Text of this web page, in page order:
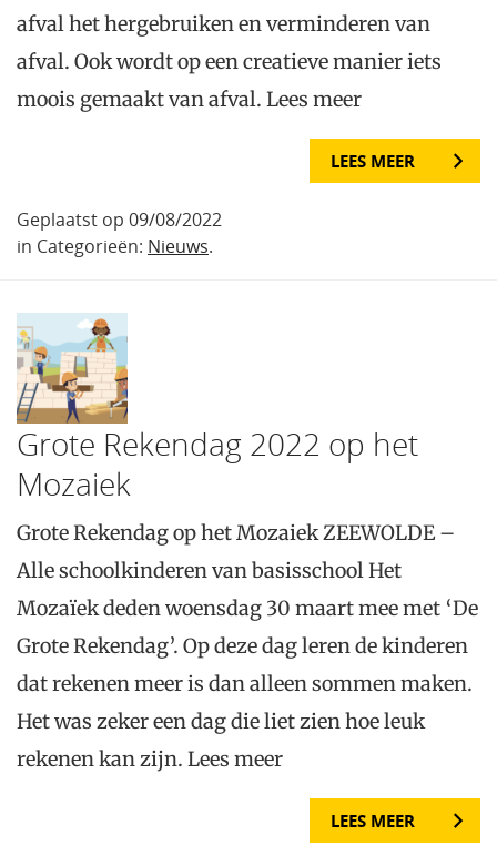
afval het hergebruiken en verminderen van
afval. Ook wordt op een creatieve manier iets
moois gemaakt van afval. Lees meer
LEES MEER
Geplaatst op 09/08/2022
in Categorieën: Nieuws.
Grote Rekendag 2022 op het
Mozaiek
Grote Rekendag op het Mozaiek ZEEWOLDE –
Alle schoolkinderen van basisschool Het
Mozaïek deden woensdag 30 maart mee met ‘De
Grote Rekendag’. Op deze dag leren de kinderen
dat rekenen meer is dan alleen sommen maken.
Het was zeker een dag die liet zien hoe leuk
rekenen kan zijn. Lees meer
LEES MEER